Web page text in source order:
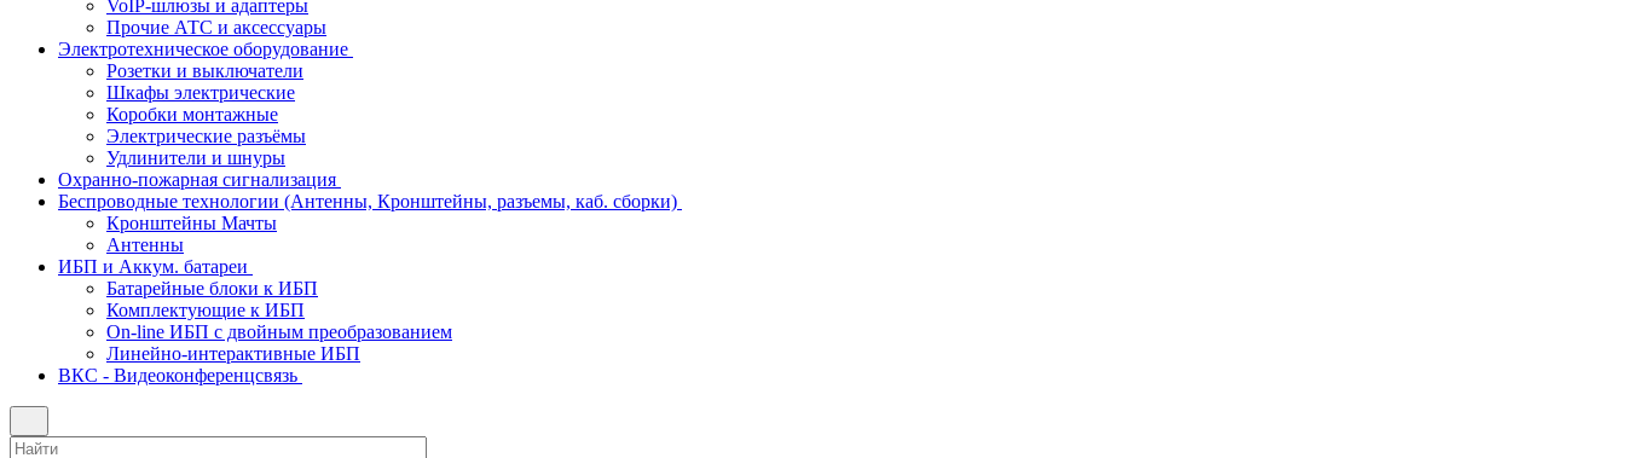
VoIP-шлюзы и адаптеры
Прочие АТС и аксессуары
Электротехническое оборудование
Розетки и выключатели
Шкафы электрические
Коробки монтажные
Электрические разъёмы
Удлинители и шнуры
Охранно-пожарная сигнализация
Беспроводные технологии (Антенны, Кронштейны, разъемы, каб. сборки)
Кронштейны Мачты
Антенны
ИБП и Аккум. батареи
Батарейные блоки к ИБП
Комплектующие к ИБП
On-line ИБП с двойным преобразованием
Линейно-интерактивные ИБП
ВКС - Видеоконференцсвязь